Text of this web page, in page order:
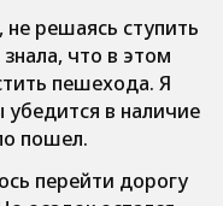
решаясь ступить
что в этом
пешехода. Я
в наличие
пошел.
перейти дорогу